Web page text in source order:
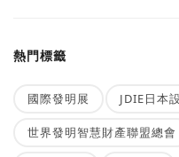
熱門標籤
國際發明展 JDIE日本
世界發明智慧財產聯盟總會